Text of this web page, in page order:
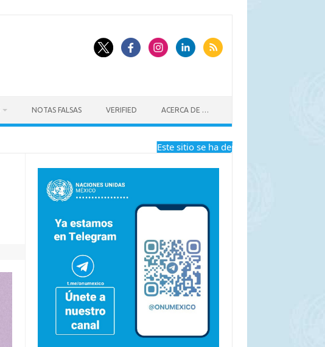
NOTAS FALSAS VERIFIED ACERCA DE …
Este sitio se ha dejado de actualizar a